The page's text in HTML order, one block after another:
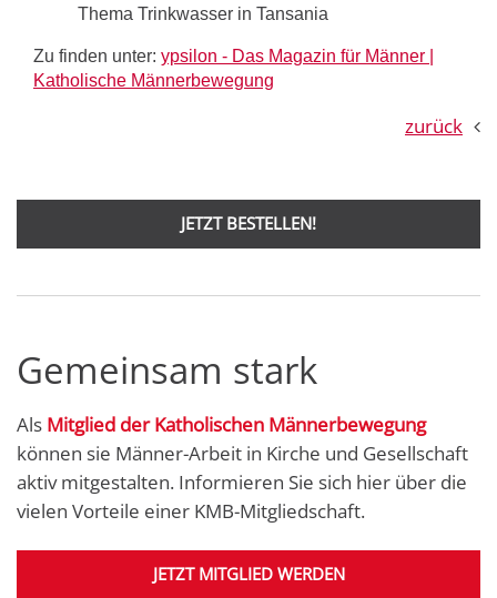
Thema Trinkwasser in Tansania
Zu finden unter: ypsilon - Das Magazin für Männer |
Katholische Männerbewegung
zurück
JETZT BESTELLEN!
Gemeinsam stark
Als Mitglied der Katholischen Männerbewegung
können sie Männer-Arbeit in Kirche und Gesellschaft
aktiv mitgestalten. Informieren Sie sich hier über die
vielen Vorteile einer KMB-Mitgliedschaft.
JETZT MITGLIED WERDEN